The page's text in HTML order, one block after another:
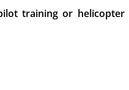
training or helicopter